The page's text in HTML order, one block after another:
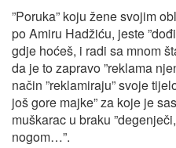
”Poruka” koju žene svojim
po Amiru Hadžiću, jeste
gdje hoćeš, i radi sa mnom
da je to zapravo ”reklama
način ”reklamiraju” svoje
još gore majke” za koje je
muškarac u braku
nogom…”.